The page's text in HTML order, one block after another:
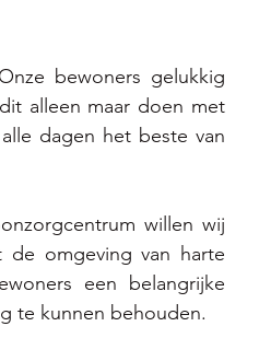
bewoners gelukkig
alleen maar doen met
dagen het beste van
willen wij
de omgeving van harte
een belangrijke
te kunnen behouden.